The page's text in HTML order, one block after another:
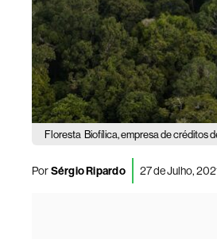
Floresta Biofílica, empresa de créditos
PorSérgio Ripardo 27 de Julho,